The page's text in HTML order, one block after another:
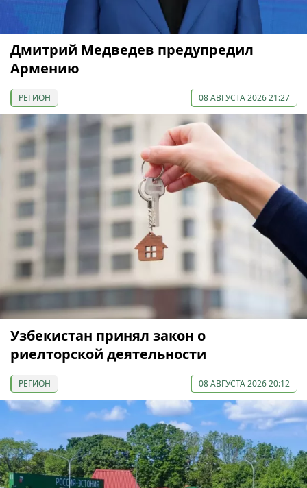
Дмитрий Медведев предупредил
Армению
РЕГИОН 08 АВГУСТА 2026 21:27
Узбекистан принял закон о
риелторской деятельности
РЕГИОН 08 АВГУСТА 2026 20:12